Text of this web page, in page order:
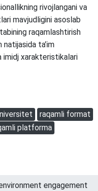
rivojlangani va
mavjudligini asoslab
raqamlashtirish
natijasida ta’im
imidj xarakteristikalari
raqamli format
platforma
engagement